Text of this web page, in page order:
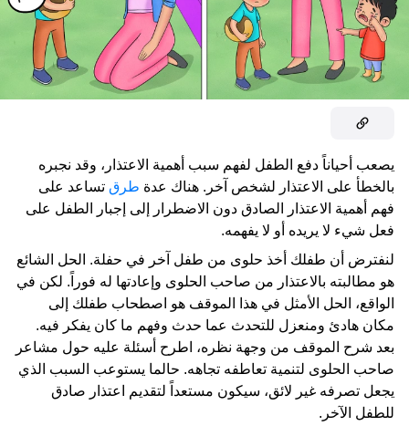
يصعب أحياناً دفع الطفل لفهم سبب أهمية الاعتذار، وقد نجبره
بالخطأ على الاعتذار لشخص آخر. هناك عدة طرق تساعد على
فهم أهمية الاعتذار الصادق دون الاضطرار إلى إجبار الطفل على
فعل شيء لا يريده أو لا يفهمه.
لنفترض أن طفلك أخذ حلوى من طفل آخر في حفلة. الحل الشائع
هو مطالبته بالاعتذار من صاحب الحلوى وإعادتها له فوراً. لكن في
الواقع، الحل الأمثل في هذا الموقف هو اصطحاب طفلك إلى
مكان هادئ ومنعزل للتحدث عما حدث وفهم ما كان يفكر فيه.
بعد شرح الموقف من وجهة نظره، اطرح أسئلة عليه حول مشاعر
صاحب الحلوى لتنمية تعاطفه تجاهه. حالما يستوعب السبب الذي
يجعل تصرفه غير لائق، سيكون مستعداً لتقديم اعتذار صادق
للطفل الآخر.